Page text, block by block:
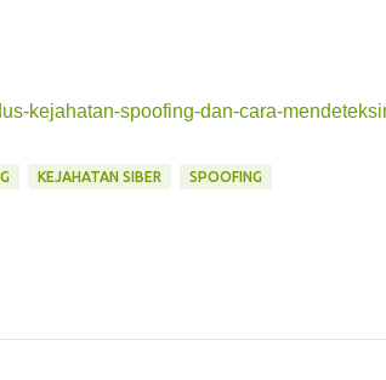
kejahatan-spoofing-dan-cara-
KEJAHATAN SIBER SPOOFING